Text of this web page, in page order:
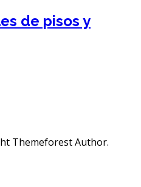
de pisos y
Themeforest Author.